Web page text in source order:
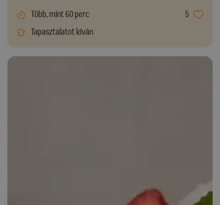
Több, mint 60 perc
5
Tapasztalatot kíván